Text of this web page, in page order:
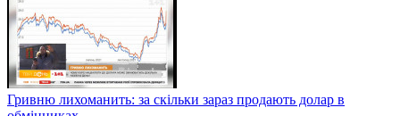
Гривню лихоманить: за скільки зараз продають долар в